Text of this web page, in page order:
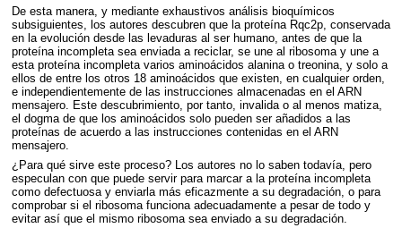
De esta manera, y mediante exhaustivos análisis bioquímicos
subsiguientes, los autores descubren que la proteína Rqc2p, conservada
en la evolución desde las levaduras al ser humano, antes de que la
proteína incompleta sea enviada a reciclar, se une al ribosoma y une a
esta proteína incompleta varios aminoácidos alanina o treonina, y solo a
ellos de entre los otros 18 aminoácidos que existen, en cualquier orden,
e independientemente de las instrucciones almacenadas en el ARN
mensajero. Este descubrimiento, por tanto, invalida o al menos matiza,
el dogma de que los aminoácidos solo pueden ser añadidos a las
proteínas de acuerdo a las instrucciones contenidas en el ARN
mensajero.
¿Para qué sirve este proceso? Los autores no lo saben todavía, pero
especulan con que puede servir para marcar a la proteína incompleta
como defectuosa y enviarla más eficazmente a su degradación, o para
comprobar si el ribosoma funciona adecuadamente a pesar de todo y
evitar así que el mismo ribosoma sea enviado a su degradación.